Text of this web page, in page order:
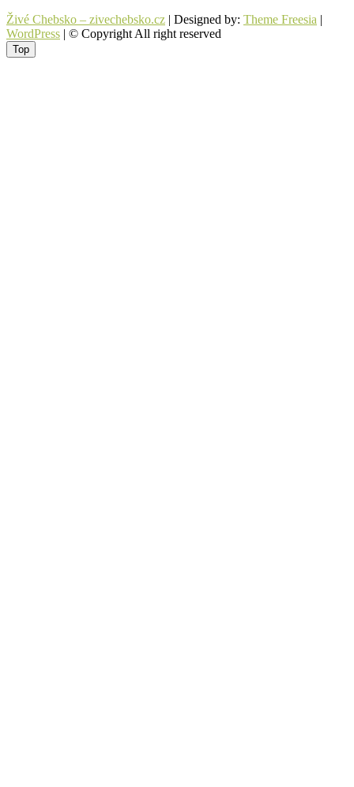
Živé Chebsko – zivechebsko.cz | Designed by: Theme Freesia |
WordPress | © Copyright All right reserved
Top